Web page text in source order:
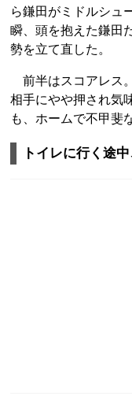
ら鎌田がミドルシュ
瞬、頭を抱えた鎌田
勢を立て直した。
前半はスコアレス
相手にやや押され気
も、ホームで不甲斐
トイレに行く途